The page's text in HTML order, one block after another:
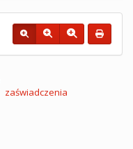
zaświadczenia